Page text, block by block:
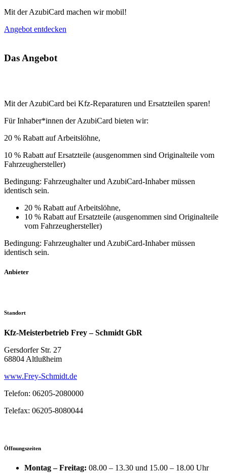
Mit der AzubiCard machen wir mobil!
Angebot entdecken
Das Angebot
Mit der AzubiCard bei Kfz-Reparaturen und Ersatzteilen sparen!
Für Inhaber*innen der AzubiCard bieten wir:
20 % Rabatt auf Arbeitslöhne,
10 % Rabatt auf Ersatzteile (ausgenommen sind Originalteile vom
Fahrzeughersteller)
Bedingung: Fahrzeughalter und AzubiCard-Inhaber müssen
identisch sein.
20 % Rabatt auf Arbeitslöhne,
10 % Rabatt auf Ersatzteile (ausgenommen sind Originalteile
vom Fahrzeughersteller)
Bedingung: Fahrzeughalter und AzubiCard-Inhaber müssen
identisch sein.
Anbieter
Standort
Kfz-Meisterbetrieb Frey – Schmidt GbR
Gersdorfer Str. 27
68804 Altlußheim
www.Frey-Schmidt.de
Telefon: 06205-2080000
Telefax: 06205-8080044
Öffnungszeiten
Montag – Freitag: 08.00 – 13.30 und 15.00 – 18.00 Uhr